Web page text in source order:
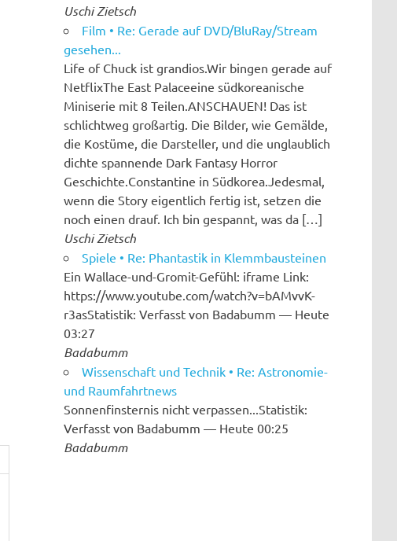
Uschi Zietsch
Film • Re: Gerade auf DVD/BluRay/Stream
gesehen...
Life of Chuck ist grandios.Wir bingen gerade auf
NetflixThe East Palaceeine südkoreanische
Miniserie mit 8 Teilen.ANSCHAUEN! Das ist
schlichtweg großartig. Die Bilder, wie Gemälde,
die Kostüme, die Darsteller, und die unglaublich
dichte spannende Dark Fantasy Horror
Geschichte.Constantine in Südkorea.Jedesmal,
wenn die Story eigentlich fertig ist, setzen die
noch einen drauf. Ich bin gespannt, was da […]
Uschi Zietsch
Spiele • Re: Phantastik in Klemmbausteinen
Ein Wallace-und-Gromit-Gefühl: iframe Link:
https://www.youtube.com/watch?v=bAMvvK-
r3asStatistik: Verfasst von Badabumm — Heute
03:27
Badabumm
Wissenschaft und Technik • Re: Astronomie-
und Raumfahrtnews
Sonnenfinsternis nicht verpassen...Statistik:
Verfasst von Badabumm — Heute 00:25
Badabumm